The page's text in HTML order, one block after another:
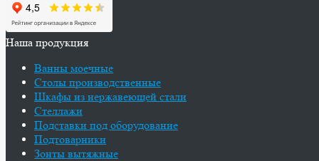
Наша продукция
Ванны моечные
Столы производственные
Шкафы из нержавеющей стали
Стеллажи
Подставки под оборудование
Подтоварники
Зонты вытяжные